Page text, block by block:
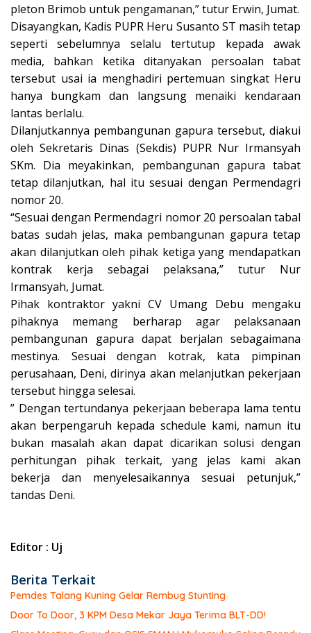
pleton Brimob untuk pengamanan,” tutur Erwin, Jumat.
Disayangkan, Kadis PUPR Heru Susanto ST masih tetap
seperti sebelumnya selalu tertutup kepada awak
media, bahkan ketika ditanyakan persoalan tabat
tersebut usai ia menghadiri pertemuan singkat Heru
hanya bungkam dan langsung menaiki kendaraan
lantas berlalu.
Dilanjutkannya pembangunan gapura tersebut, diakui
oleh Sekretaris Dinas (Sekdis) PUPR Nur Irmansyah
SKm. Dia meyakinkan, pembangunan gapura tabat
tetap dilanjutkan, hal itu sesuai dengan Permendagri
nomor 20.
“Sesuai dengan Permendagri nomor 20 persoalan tabal
batas sudah jelas, maka pembangunan gapura tetap
akan dilanjutkan oleh pihak ketiga yang mendapatkan
kontrak kerja sebagai pelaksana,” tutur Nur
Irmansyah, Jumat.
Pihak kontraktor yakni CV Umang Debu mengaku
pihaknya memang berharap agar pelaksanaan
pembangunan gapura dapat berjalan sebagaimana
mestinya. Sesuai dengan kotrak, kata pimpinan
perusahaan, Deni, dirinya akan melanjutkan pekerjaan
tersebut hingga selesai.
” Dengan tertundanya pekerjaan beberapa lama tentu
akan berpengaruh kepada schedule kami, namun itu
bukan masalah akan dapat dicarikan solusi dengan
perhitungan pihak terkait, yang jelas kami akan
bekerja dan menyelesaikannya sesuai petunjuk,”
tandas Deni.
Editor : Uj
Berita Terkait
Pemdes Talang Kuning Gelar Rembug Stunting
Door To Door, 3 KPM Desa Mekar Jaya Terima BLT-DD!